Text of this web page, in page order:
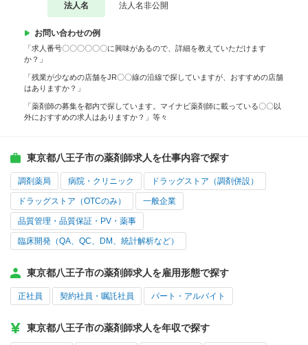
法人名 法人名非公開
お問い合わせの例
「求人番号〇〇〇〇〇〇に興味があるので、詳細を教えていただけます
か？」
「残業が少なめの店舗をJR〇〇線の沿線で探していますが、おすすめの店舗
はありますか？」
「薬剤師の募集を都内で探しています。マイナビ薬剤師に載っている〇〇以
外におすすめの求人はありますか？」等々
東京都八王子市の薬剤師求人を仕事内容で探す
調剤薬局 病院・クリニック ドラッグストア（調剤併設）
ドラッグストア（OTCのみ） 一般企業
品質管理・品質保証・PV・薬事
臨床開発（QA、QC、DM、統計解析など）
東京都八王子市の薬剤師求人を雇用形態で探す
正社員 契約社員・嘱託社員 パート・アルバイト
東京都八王子市の薬剤師求人を年収で探す